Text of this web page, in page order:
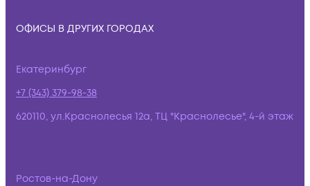
ОФИСЫ В ДРУГИХ ГОРОДАХ
Екатеринбург
+7 (343) 379-98-38
620110, ул.Краснолесья 12а, ТЦ "Краснолесье", 4-й этаж
Ростов-на-Дону